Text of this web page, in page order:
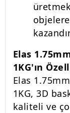
Elas
1KG'ın
Elas
1KG, 3D
kaliteli ve